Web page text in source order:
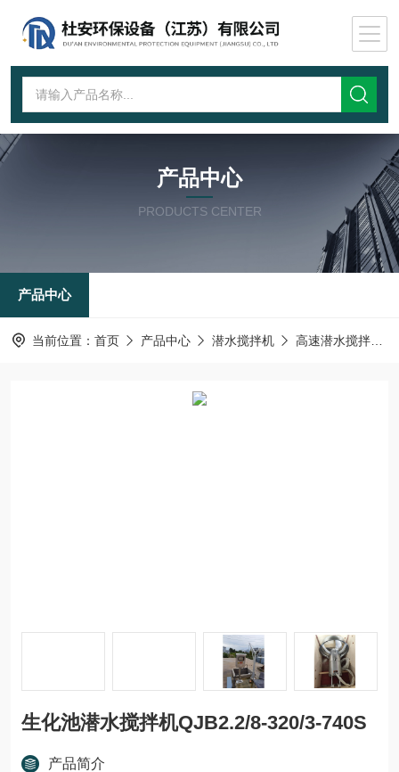
产品中心
PRODUCTS CENTER
产品中心
当前位置： 首页 产品中心 潜水搅拌机 高速潜水搅拌机
生化池潜水搅拌机QJB2.2/8-320/3-740S
产品简介